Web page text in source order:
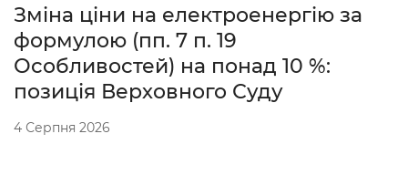
Зміна ціни на електроенергію за
формулою (пп. 7 п. 19
Особливостей) на понад 10 %:
позиція Верховного Суду
4 Серпня 2026